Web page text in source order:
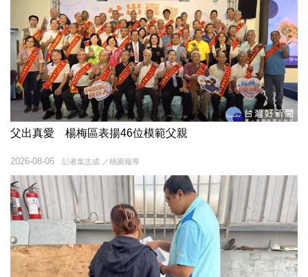
父出真愛 楊梅區表揚46位模範父親
記者葉志成 ／桃園報導
2026-08-06